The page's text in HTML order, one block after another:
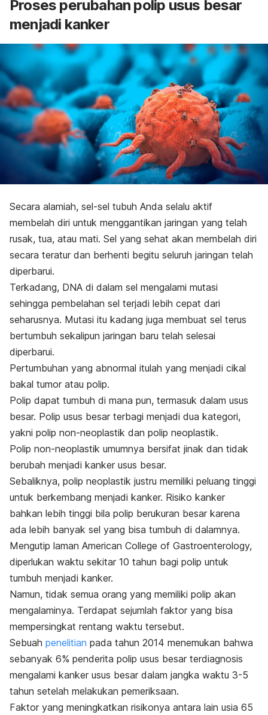
Proses perubahan polip usus besar
menjadi kanker
Secara alamiah, sel-sel tubuh Anda selalu aktif
membelah diri untuk menggantikan jaringan yang telah
rusak, tua, atau mati. Sel yang sehat akan membelah diri
secara teratur dan berhenti begitu seluruh jaringan telah
diperbarui.
Terkadang, DNA di dalam sel mengalami mutasi
sehingga pembelahan sel terjadi lebih cepat dari
seharusnya. Mutasi itu kadang juga membuat sel terus
bertumbuh sekalipun jaringan baru telah selesai
diperbarui.
Pertumbuhan yang abnormal itulah yang menjadi cikal
bakal tumor atau polip.
Polip dapat tumbuh di mana pun, termasuk dalam usus
besar. Polip usus besar terbagi menjadi dua kategori,
yakni polip non-neoplastik dan polip neoplastik.
Polip non-neoplastik umumnya bersifat jinak dan tidak
berubah menjadi kanker usus besar.
Sebaliknya, polip neoplastik justru memiliki peluang tinggi
untuk berkembang menjadi kanker. Risiko kanker
bahkan lebih tinggi bila polip berukuran besar karena
ada lebih banyak sel yang bisa tumbuh di dalamnya.
Mengutip laman American College of Gastroenterology,
diperlukan waktu sekitar 10 tahun bagi polip untuk
tumbuh menjadi kanker.
Namun, tidak semua orang yang memiliki polip akan
mengalaminya. Terdapat sejumlah faktor yang bisa
mempersingkat rentang waktu tersebut.
Sebuah penelitian pada tahun 2014 menemukan bahwa
sebanyak 6% penderita polip usus besar terdiagnosis
mengalami kanker usus besar dalam jangka waktu 3-5
tahun setelah melakukan pemeriksaan.
Faktor yang meningkatkan risikonya antara lain usia 65